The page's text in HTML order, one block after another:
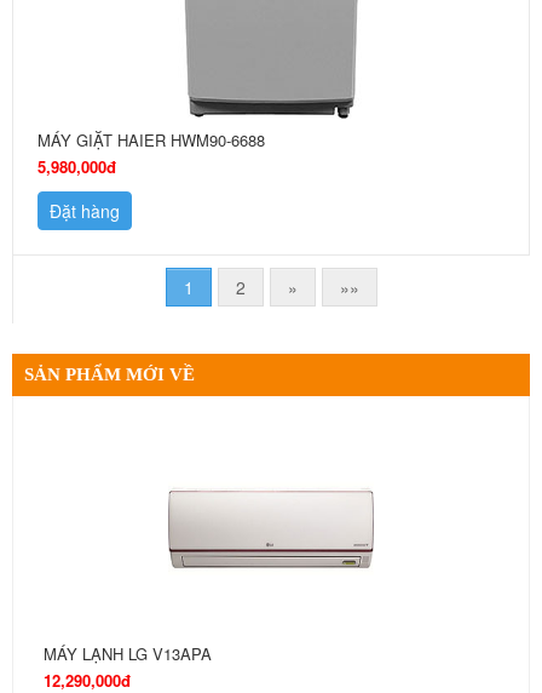
MÁY GIẶT HAIER HWM90-6688
5,980,000đ
Đặt hàng
1 2 » »»
SẢN PHẨM MỚI VỀ
MÁY LẠNH LG V13APA
12,290,000đ